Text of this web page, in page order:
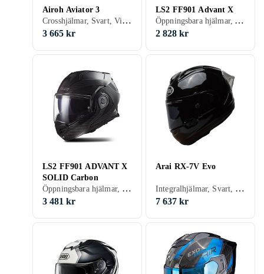
Airoh Aviator 3
Crosshjälmar, Svart, Vit, Silver, Grå, Turkos, Blå, Röd, Gul, Orange, Guld, Grön, Rosa, Lila
3 665 kr
LS2 FF901 Advant X
Öppningsbara hjälmar, Adventure hjälmar, Svart, Vit, Grå, Blå, Röd, Gul, Guld, Lila
2 828 kr
LS2 FF901 ADVANT X
SOLID Carbon
Öppningsbara hjälmar, Svart, Vit, Grå, Blå, Röd, Gul
3 481 kr
Arai RX-7V Evo
Integralhjälmar, Svart, Vit, Silver, Grå, Blå, Röd
7 637 kr